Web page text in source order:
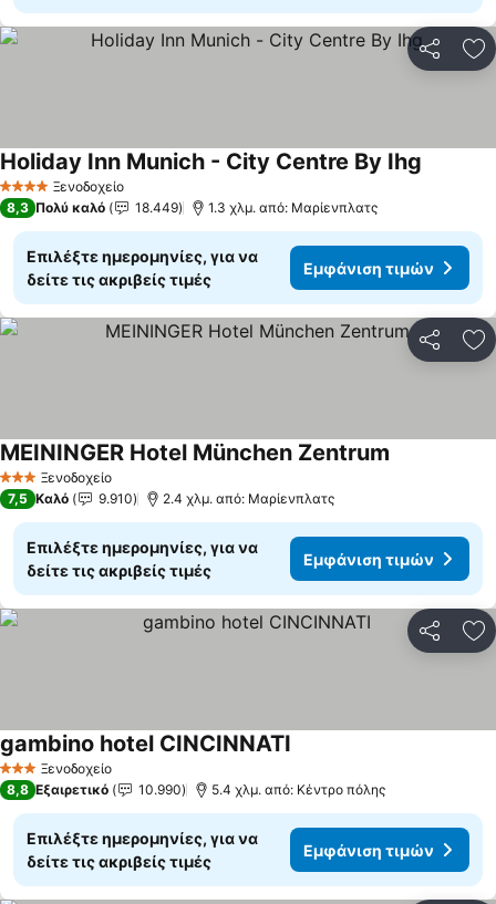
4 ΑστέριαΞενοδοχείο
Holiday Inn Munich - City Centre By Ihg
8,3 Πολύ καλό 18.449 1.3 χλμ. από: Μαρίενπλατς
Επιλέξτε ημερομηνίες, για να
δείτε τις ακριβείς τιμές
Εμφάνιση τιμών
3 ΑστέριαΞενοδοχείο
MEININGER Hotel München Zentrum
7,5 Καλό 9.910 2.4 χλμ. από: Μαρίενπλατς
Επιλέξτε ημερομηνίες, για να
δείτε τις ακριβείς τιμές
Εμφάνιση τιμών
3 ΑστέριαΞενοδοχείο
gambino hotel CINCINNATI
8,8 Εξαιρετικό 10.990 5.4 χλμ. από: Κέντρο πόλης
Επιλέξτε ημερομηνίες, για να
δείτε τις ακριβείς τιμές
Εμφάνιση τιμών